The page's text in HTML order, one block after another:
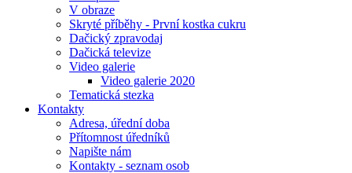
V obraze
Skryté příběhy - První kostka cukru
Dačický zpravodaj
Dačická televize
Video galerie
Video galerie 2020
Tematická stezka
Kontakty
Adresa, úřední doba
Přítomnost úředníků
Napište nám
Kontakty - seznam osob